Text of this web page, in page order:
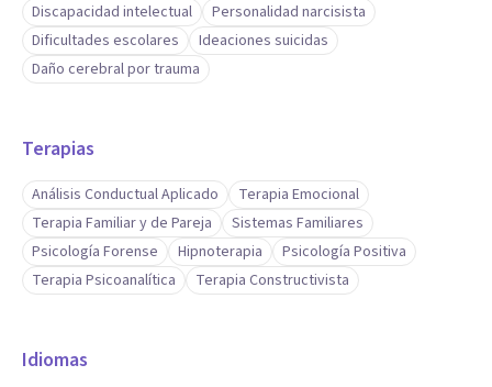
Discapacidad intelectual
Personalidad narcisista
Dificultades escolares
Ideaciones suicidas
Daño cerebral por trauma
Terapias
Análisis Conductual Aplicado
Terapia Emocional
Terapia Familiar y de Pareja
Sistemas Familiares
Psicología Forense
Hipnoterapia
Psicología Positiva
Terapia Psicoanalítica
Terapia Constructivista
Idiomas